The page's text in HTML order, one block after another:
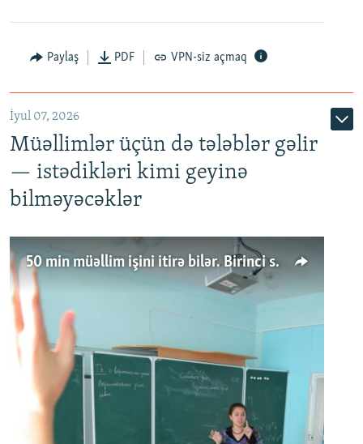
Paylaş PDF VPN-siz açmaq
İyul 07, 2026
Müəllimlər üçün də tələblər gəlir
— istədikləri kimi geyinə
bilməyəcəklər
50 min müəllim işini itirə bilər. Birinci sinfə gedənlər azalır